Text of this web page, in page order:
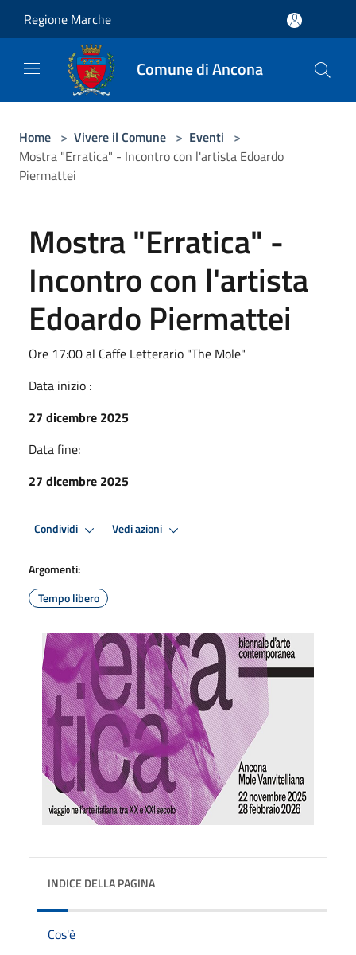
Regione Marche
Comune di Ancona
Home > Vivere il Comune > Eventi >
Mostra "Erratica" - Incontro con l'artista Edoardo
Piermattei
Mostra "Erratica" -
Incontro con l'artista
Edoardo Piermattei
Ore 17:00 al Caffe Letterario "The Mole"
Data inizio :
27 dicembre 2025
Data fine:
27 dicembre 2025
Condividi Vedi azioni
Argomenti:
Tempo libero
INDICE DELLA PAGINA
Cos'è